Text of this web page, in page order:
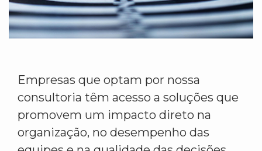
Empresas que optam por nossa
consultoria têm acesso a soluções que
promovem um impacto direto na
organização, no desempenho das